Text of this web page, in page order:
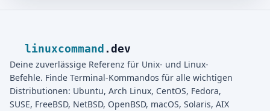
linuxcommand .dev
Deine zuverlässige Referenz für Unix- und Linux-
Befehle. Finde Terminal-Kommandos für alle wichtigen
Distributionen: Ubuntu, Arch Linux, CentOS, Fedora,
SUSE, FreeBSD, NetBSD, OpenBSD, macOS, Solaris, AIX